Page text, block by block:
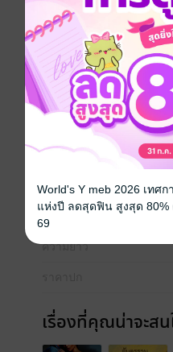
เกิบ" จะก้าวผ่านได้อย่างไ
เพื่อมองให้เห็นทางเลือก ถื
จากนิยาย เข้าใจง่าย นำแ
วันอย่างเหมาะสม
อิงประวัติศาสตร์ เทพนิ
โหราศาสตร์
ประเภทไฟล์
วันที่วางขาย
ความยาว
เรื่องที่คุณน่าจะสน
World's Y meb 2026 เทศ
แห่งปี ลดสุดฟิน สูงสุด 80%
69